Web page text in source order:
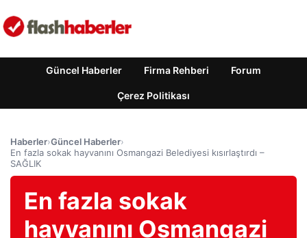
Güncel Haberler Firma Rehberi Forum
Çerez Politikası
Haberler›Güncel Haberler›
En fazla sokak hayvanını Osmangazi Belediyesi kısırlaştırdı –
SAĞLIK
En fazla sokak
hayvanını Osmangazi